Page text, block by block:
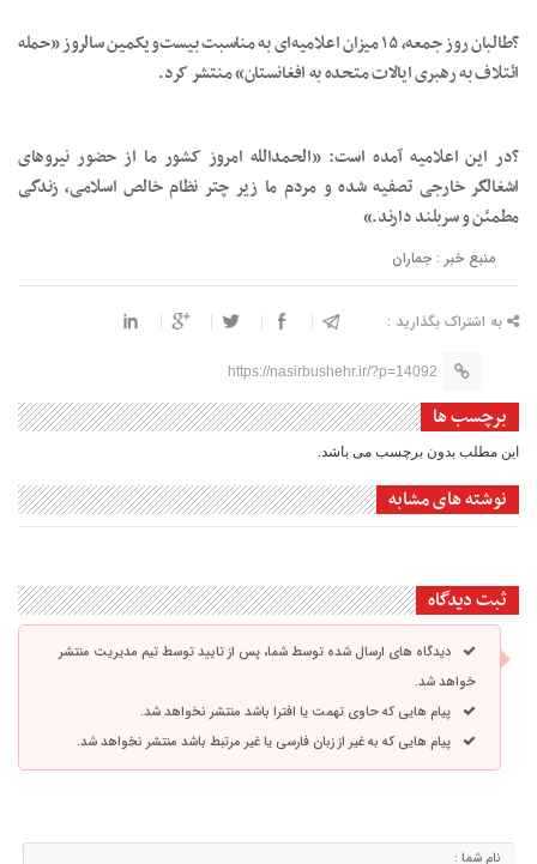
?طالبان روز جمعه، ۱۵ میزان اعلامیه‌ای به مناسبت بیست‌ویکمین سالروز «حمله
ائتلاف به رهبری ایالات متحده به افغانستان» منتشر کرد.
?در این اعلامیه آمده است: «الحمدالله امروز کشور ما از حضور نیروهای
اشغالگر خارجی تصفیه شده و مردم ما زیر چتر نظام خالص اسلامی، زندگی
مطمئن و سربلند دارند.»
منبع خبر : جماران
به اشتراک بگذارید :
https://nasirbushehr.ir/?p=14092
برچسب ها
این مطلب بدون برچسب می باشد.
نوشته های مشابه
ثبت دیدگاه
دیدگاه های ارسال شده توسط شما، پس از تایید توسط تیم مدیریت منتشر
خواهد شد.
پیام هایی که حاوی تهمت یا افترا باشد منتشر نخواهد شد.
پیام هایی که به غیر از زبان فارسی یا غیر مرتبط باشد منتشر نخواهد شد.